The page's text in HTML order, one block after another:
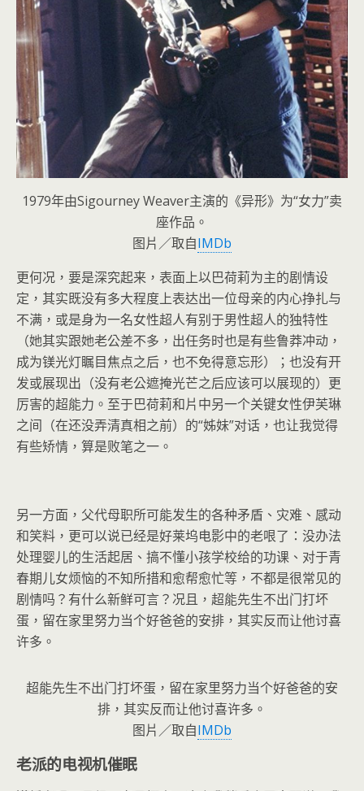
1979年由Sigourney Weaver主演的《异形》为“女力”卖
座作品。
图片／取自IMDb
更何况，要是深究起来，表面上以巴荷莉为主的剧情设
定，其实既没有多大程度上表达出一位母亲的内心挣扎与
不满，或是身为一名女性超人有别于男性超人的独特性
（她其实跟她老公差不多，出任务时也是有些鲁莽冲动，
成为镁光灯瞩目焦点之后，也不免得意忘形）；也没有开
发或展现出（没有老公遮掩光芒之后应该可以展现的）更
厉害的超能力。至于巴荷莉和片中另一个关键女性伊芙琳
之间（在还没弄清真相之前）的“姊妹”对话，也让我觉得
有些矫情，算是败笔之一。
另一方面，父代母职所可能发生的各种矛盾、灾难、感动
和笑料，更可以说已经是好莱坞电影中的老哏了：没办法
处理婴儿的生活起居、搞不懂小孩学校给的功课、对于青
春期儿女烦恼的不知所措和愈帮愈忙等，不都是很常见的
剧情吗？有什么新鲜可言？况且，超能先生不出门打坏
蛋，留在家里努力当个好爸爸的安排，其实反而让他讨喜
许多。
超能先生不出门打坏蛋，留在家里努力当个好爸爸的安
排，其实反而让他讨喜许多。
图片／取自IMDb
老派的电视机催眠